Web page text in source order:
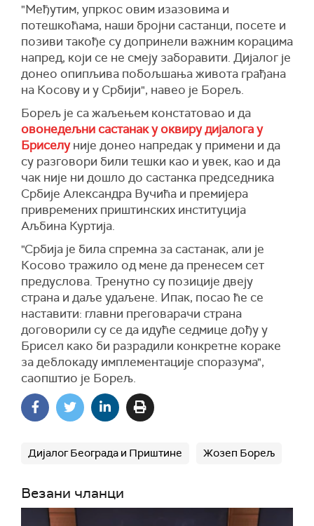
"Међутим, упркос овим изазовима и
потешкоћама, наши бројни састанци, посете и
позиви такође су допринели важним корацима
напред, који се не смеју заборавити. Дијалог је
донео опипљива побољшања живота грађана
на Косову и у Србији", навео је Борељ.
Борељ је са жаљењем констатовао и да
овонедељни састанак у оквиру дијалога у
Бриселуније донео напредак у примени и да
су разговори били тешки као и увек, као и да
чак није ни дошло до састанка председника
Србије Александра Вучића и премијера
привремених приштинских институција
Аљбина Куртија.
"Србија је била спремна за састанак, али је
Косово тражило од мене да пренесем сет
предуслова. Тренутно су позиције двеју
страна и даље удаљене. Ипак, посао ће се
наставити: главни преговарачи страна
договорили су се да идуће седмице дођу у
Брисел како би разрадили конкретне кораке
за деблокаду имплементације споразума",
саопштио је Борељ.
Дијалог Београда и Приштине Жозеп Борељ
Везани чланци